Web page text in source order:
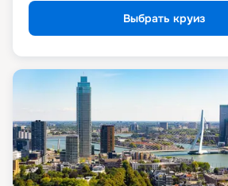
Выбрать круиз